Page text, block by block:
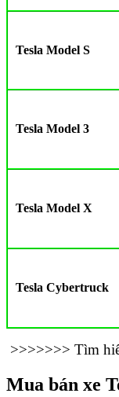
Tesla Model S
Tesla Model 3
Tesla Model X
Tesla Cybertruck
>>>>>>> Tìm
Mua bán xe